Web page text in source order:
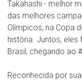
Takahashi - melhor
das melhores
Olímpicos, na Copa
história. Juntos,
Brasil, chegando ao
Reconhecida por